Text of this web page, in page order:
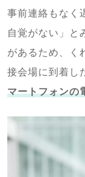
事前連絡もなく
自覚がない」と
があるため、く
接会場に到着し
マートフォンの